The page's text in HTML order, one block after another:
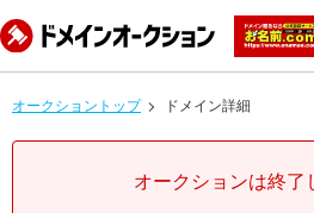
オークショントップ ドメイン詳細
オークションは終了